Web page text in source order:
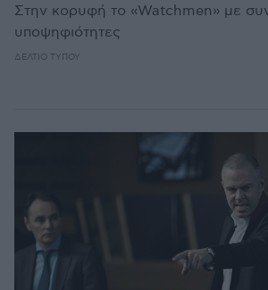
Στην κορυφή το «Watchmen» με
υποψηφιότητες
ΔΕΛΤΊΟ ΤΎΠΟΥ